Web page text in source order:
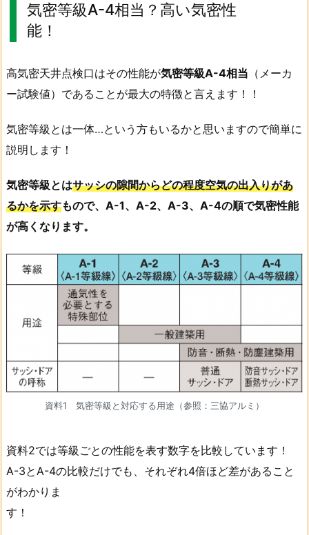
気密等級A-4相当？高い気密性
能
高気密天井点検口はその性能が気密等級A-4相当 （メーカ
ー試験値）であることが最大の特徴と言えます！！
気密等級とは一体…という方もいるかと思いますので簡単に
説明します！
気密等級とはサッシの隙間からどの程度空気の出入りがあ
るかを示すもので、A-1、A-2、A-3、A-4の順で気密性能
が高くなります。
資料1 気密等級と対応する用途（参照：三協アルミ）
資料2では等級ごとの性能を表す数字を比較しています！
A-3とA-4の比較だけでも、それぞれ4倍ほど差があること
がわかりま
す